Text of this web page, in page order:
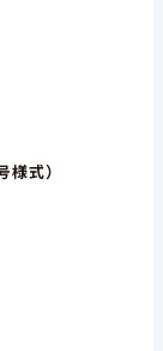
式）